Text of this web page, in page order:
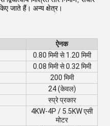
जाते हैं। अन्य क्षेत्र।
ऐनक
0.80 मिमी से 1.20 मिमी
0.08 मिमी से 0.32 मिमी
200 मिमी
24 (केवल)
स्प्रे प्रकार
4KW-4P / 5.5KW एसी
मोटर